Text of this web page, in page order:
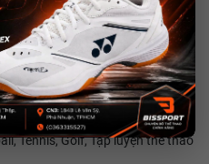
Kawasaki D2724
thoáng khí
cạp lưng bản lớn
Tennis, Golf, Tập luyện thể thao